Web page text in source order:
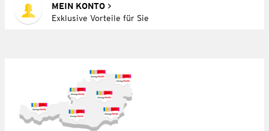
MEIN KONTO
Exklusive Vorteile für Sie